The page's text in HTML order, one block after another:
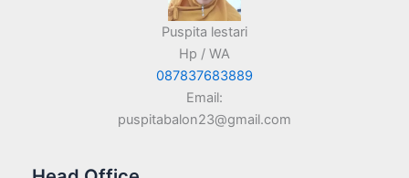
Puspita lestari
Hp / WA
087837683889
Email:
puspitabalon23@gmail.com